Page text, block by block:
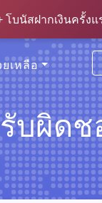
กฟรี + โบนัสฝากเ
โบนัสฝากเงินครั้งแ
เหลือ
บผิดช